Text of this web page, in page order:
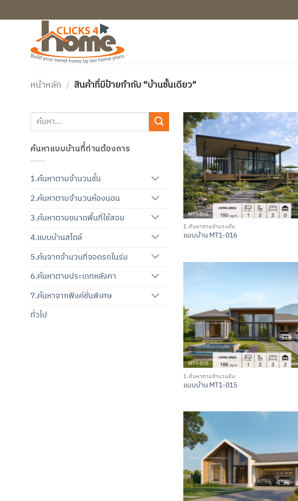
ไป
หน้าหลัก / สินค้าที่มีป้ายกำกับ “บ้านชั้นเดียว”
ค้นหา:
ค้นหาแบบบ้านที่่ท่านต้องการ
1.ค้นหาตามจำนวนชั้น
2.ค้นหาตามจำนวนห้องนอน
3.ค้นหาตามขนาดพื้นที่ใช้สอย
4.แบบบ้านสไตล์
5.ค้นจากจำนวนที่จอดรถในร่ม
6.ค้นหาตามประเภทหลังคา
7.ค้นหาจากฟังค์ชั่นพิเศษ
ทั่วไป
1.ค้นหาตามจำนวนชั้น
แบบบ้าน MT1-016
1.ค้นหาตามจำนวนชั้น
แบบบ้าน MT1-015